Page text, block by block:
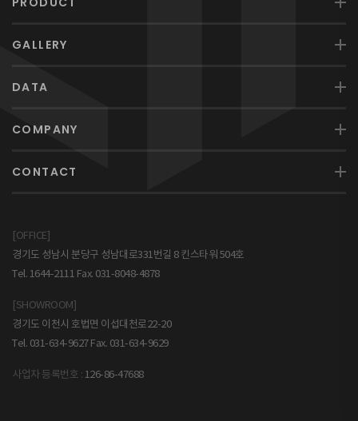
GALLERY
DATA
COMPANY
CONTACT
[OFFICE]
경기도 성남시 분당구 성남대로331번길 8 킨스타워 504호
Tel. 1644-2111 Fax. 031-8048-4878
[SHOWROOM]
경기도 이천시 호법면 이섭대천로22-20
Tel. 031-634-9627 Fax. 031-634-9629
사업자 등록번호 : 126-86-47688